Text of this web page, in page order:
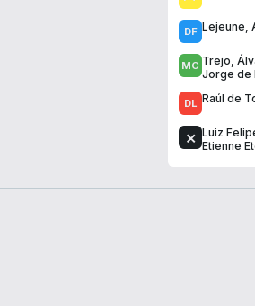
Lejeune,
Trejo,
Jorge de
Raúl de
Luiz
Etienne